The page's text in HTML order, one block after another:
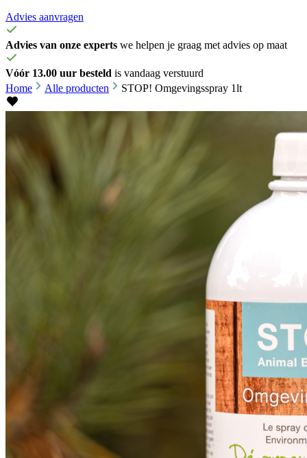
Advies aanvragen
Advies van onze experts we helpen je graag met advies op maat
Vóór 13.00 uur besteld is vandaag verstuurd
Home
Alle producten STOP! Omgevingsspray 1lt